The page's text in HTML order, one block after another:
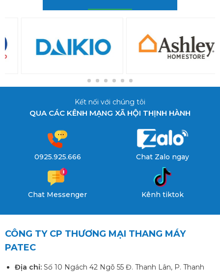
Kết nối với chúng tôi
QUA CÁC KÊNH MẠNG XÃ HỘI THỊNH HÀNH
0925.925.666 Chat Zalo ngay
Chat Messenger Kênh tiktok
CÔNG TY CP THƯƠNG MẠI THANG MÁY
PATEC
Địa chỉ: Số 10 Ngách 42 Ngõ 55 Đ. Thanh Lân, P. Thanh